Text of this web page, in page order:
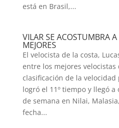
está en Brasil,...
VILAR SE ACOSTUMBRA
MEJORES
El velocista de la costa,
entre los mejores
clasificación de la
logró el 11º tiempo y llegó
de semana en Nilai,
fecha...